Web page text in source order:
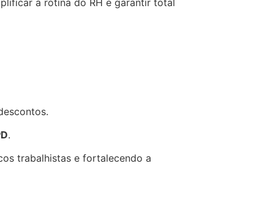
.
trabalhistas e fortalecendo a